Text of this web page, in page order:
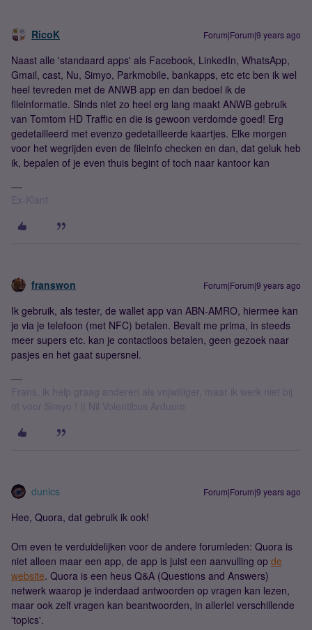
RicoK Forum|Forum|9 years ago
Naast alle 'standaard apps' als Facebook, LinkedIn, WhatsApp,
Gmail, cast, Nu, Simyo, Parkmobile, bankapps, etc etc ben ik wel
heel tevreden met de ANWB app en dan bedoel ik de
fileinformatie. Sinds niet zo heel erg lang maakt ANWB gebruik
van Tomtom HD Traffic en die is gewoon verdomde goed! Erg
gedetailleerd met evenzo gedetailleerde kaartjes. Elke morgen
voor het wegrijden even de fileinfo checken en dan, dat geluk heb
ik, bepalen of je even thuis begint of toch naar kantoor kan
Ex-Klant
franswon Forum|Forum|9 years ago
Ik gebruik, als tester, de wallet app van ABN-AMRO, hiermee kan
je via je telefoon (met NFC) betalen. Bevalt me prima, in steeds
meer supers etc. kan je contactloos betalen, geen gezoek naar
pasjes en het gaat supersnel.
Frans, ik help graag anderen als vrijwilliger, maar ik werk niet bij
of voor Simyo ! || Nil Volentibus Arduum
dunics Forum|Forum|9 years ago
Hee, Quora, dat gebruik ik ook!
Om even te verduidelijken voor de andere forumleden: Quora is
niet alleen maar een app, de app is juist een aanvulling op de
website. Quora is een heus Q&A (Questions and Answers)
netwerk waarop je inderdaad antwoorden op vragen kan lezen,
maar ook zelf vragen kan beantwoorden, in allerlei verschillende
'topics'.